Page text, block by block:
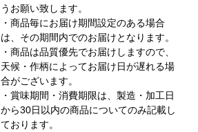
うお願い致します。
・商品毎にお届け期間設定のある場合
は、その期間内でのお届けとなります。
・商品は品質優先でお届けしますので、
天候・作柄によってお届け日が遅れる場
合がございます。
・賞味期間・消費期限は、製造・加工日
から30日以内の商品についてのみ記載し
ております。